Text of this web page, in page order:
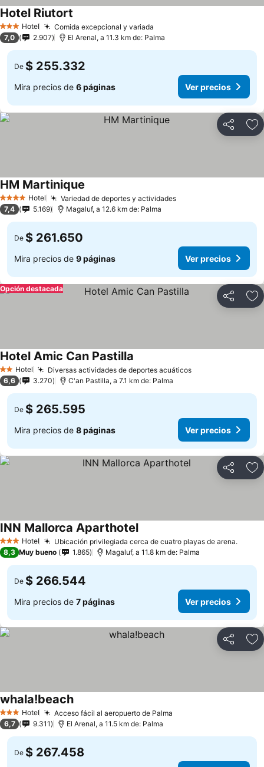
3 Estrellas
Hotel Comida excepcional y variada
Hotel Riutort
7,0 2.907 El Arenal, a 11.3 km de: Palma
De $ 255.332
Mira precios de 6 páginas Ver precios
Compartir
4 EstrellasHotel Variedad de deportes y actividades
HM Martinique
7,4 5.169 Magaluf, a 12.6 km de: Palma
De $ 261.650
Mira precios de 9 páginas Ver precios
Compartir
Opción destacada
2 Estrellas
Hotel Diversas actividades de deportes acuáticos
Hotel Amic Can Pastilla
6,6 3.270 C'an Pastilla, a 7.1 km de: Palma
De $ 265.595
Mira precios de 8 páginas Ver precios
Compartir
3 Estrellas
Hotel Ubicación privilegiada cerca de cuatro playas de arena.
INN Mallorca Aparthotel
8,3 Muy bueno 1.865 Magaluf, a 11.8 km de: Palma
De $ 266.544
Mira precios de 7 páginas Ver precios
Compartir
3 Estrellas
Hotel Acceso fácil al aeropuerto de Palma
whala!beach
6,7 9.311 El Arenal, a 11.5 km de: Palma
De $ 267.458